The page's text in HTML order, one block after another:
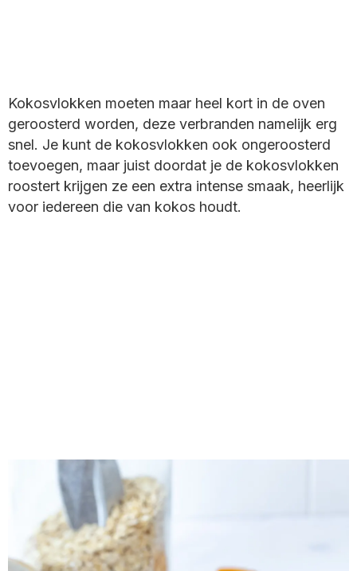
Kokosvlokken moeten maar heel kort in de oven
geroosterd worden, deze verbranden namelijk erg
snel. Je kunt de kokosvlokken ook ongeroosterd
toevoegen, maar juist doordat je de kokosvlokken
roostert krijgen ze een extra intense smaak, heerlijk
voor iedereen die van kokos houdt.